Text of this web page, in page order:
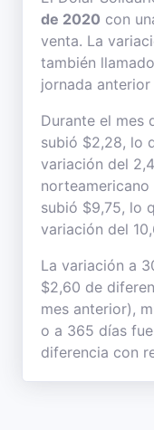
de 2020 con
venta. La
también
jornada
Durante el mes
subió $2,28, lo
variación del
subió $9,75, lo
variación del
La variación a
$2,60 de
mes anterior),
o a 365 días
diferencia con